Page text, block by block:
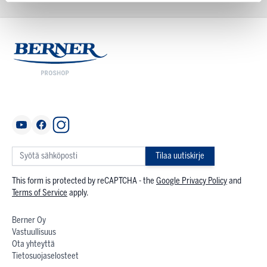
Tilaa uutiskirje
This form is protected by reCAPTCHA - the Google Privacy Policyand
Terms of Service apply.
Berner Oy
Vastuullisuus
Ota yhteyttä
Tietosuojaselosteet